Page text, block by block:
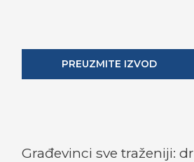
PREUZMITE IZVOD
Građevinci sve traženiji: dr